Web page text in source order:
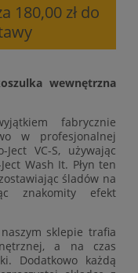
180,00 zł do
wewnętrzna
fabrycznie
w profesjonalnej
VC-S, używając
Wash It. Płyn ten
śladów na
znakomity efekt
sklepie trafia
a na czas
Dodatkowo każdą